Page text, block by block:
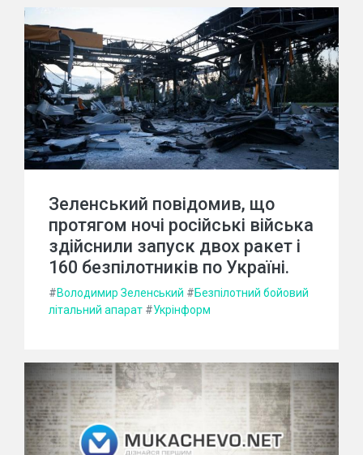
Зеленський повідомив, що
протягом ночі російські війська
здійснили запуск двох ракет і
160 безпілотників по Україні.
#Володимир Зеленський #Безпілотний бойовий
літальний апарат #Укрінформ